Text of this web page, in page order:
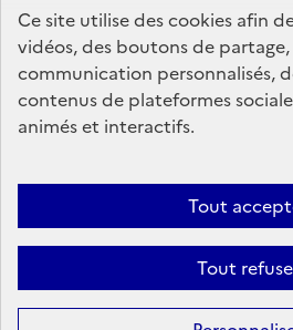
Ce site utilise des cookies afin
vidéos, des boutons de partage,
communication personnalisés,
contenus de plateformes
animés et interactifs.
Tout
Tout
legifrance.gouv.fr
info.gouv.fr
service-public.gouv.fr
Politique d’utilisation des témoins de
Sauf mention contraire, tous les contenus